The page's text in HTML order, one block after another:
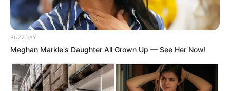
Kasus investasi bodong Binomo
Di tahun 2022, ia dilaporkan oleh 8 orang karena telah
mempromosikan Binomo di media sosial miliknya. Ia divonis 10
tahun penjara atas kasus investasi bodong serta denda 5 miliar
karena terbukti melakukan penipuan berkedok perdagangan opsi
BUZZDAY
Meghan Markle's Daughter All Grown Up — See Her Now!